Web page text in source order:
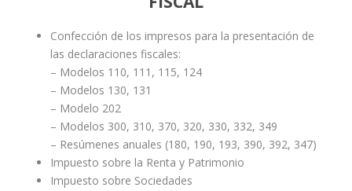
Confección de los impresos para la presentación de
las declaraciones fiscales:
– Modelos 110, 111, 115, 124
– Modelos 130, 131
– Modelo 202
– Modelos 300, 310, 370, 320, 330, 332, 349
– Resúmenes anuales (180, 190, 193, 390, 392, 347)
Impuesto sobre la Renta y Patrimonio
Impuesto sobre Sociedades